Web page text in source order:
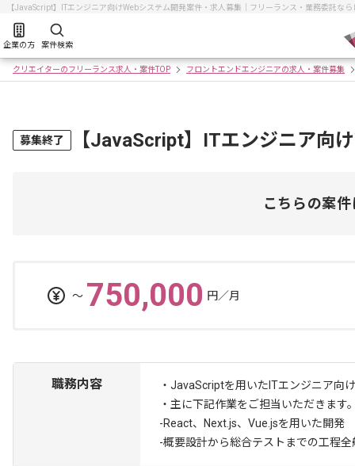
【JavaScript】ITエンジニア向けWebシステム開発案件・求人募集｜フリーランス・業務委託な
企業の方 案件検索
クリエイターのフリーランス求人・案件TOP フロントエンドエンジニアの求人・案件募集
募集終了 【JavaScript】ITエンジニア向
こちらの案
〜 750,000 円／月
職務内容
・JavaScriptを用いたITエンジニア向
・主に下記作業をご担当いただきます
-React、Next.js、Vue.jsを用いた開発
-概要設計から総合テストまでの工程全